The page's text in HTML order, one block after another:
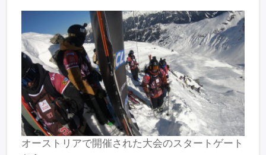
オーストリアで開催された大会のスタートゲート